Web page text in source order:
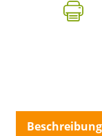
Beschreibung